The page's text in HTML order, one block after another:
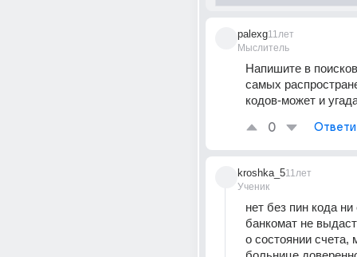
palexg
Мыслитель
11лет
Напишите в
самых
кодов-может и
0
kroshka_5
Ученик
11лет
нет без пин кода ни
банкомат не
о состоянии счета,